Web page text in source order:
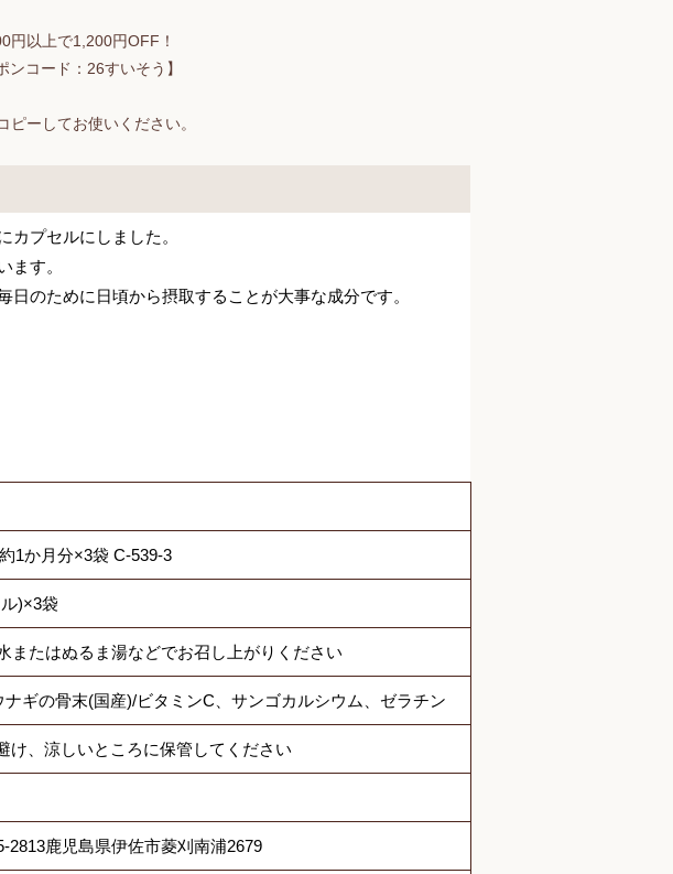
円以上で1,200円OFF！
ンコード：26すいそう】
ピーしてお使いください。
カプセルにしました。
ます。
のために日頃から摂取することが大事な成分です。
1か月分×3袋 C-539-3
)×3袋
またはぬるま湯などでお召し上がりください
ギの骨末(国産)/ビタミンC、サンゴカルシウム、ゼラチン
け、涼しいところに保管してください
鹿児島県伊佐市菱刈南浦2679